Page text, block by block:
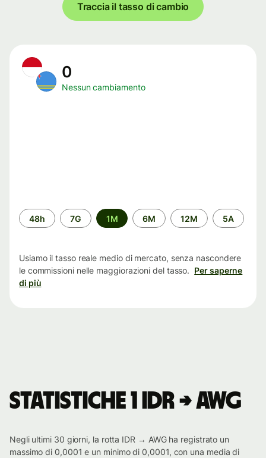
Traccia il tasso di cambio
0
Nessun cambiamento
Periodo
di
48h 7G 1M 6M 12M 5A
Usiamo il tasso reale medio di mercato, senza nascondere
le commissioni nelle maggiorazioni del tasso. Per saperne
di più
Statistiche 1 IDR → AWG
Negli ultimi 30 giorni, la rotta IDR → AWG ha registrato un
massimo di 0,0001 e un minimo di 0,0001, con una media di